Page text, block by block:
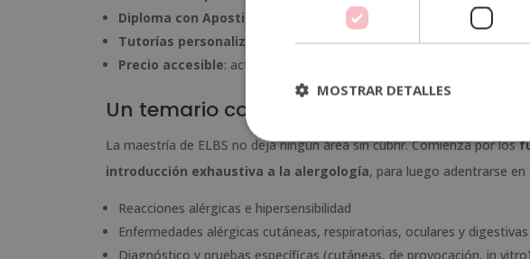
Diploma con Apostilla de La Haya
: válido y reconocido en países
Tutorías personalizadas
y clases en directo para resolver dudas
Precio accesible: actualmente con una
Un temario completo y actualizado
La maestría de ELBS no deja ningún área sin cubrir. Comienza por los
introducción exhaustiva a la alergología, para luego adentrarse
Reacciones alérgicas e hipersensibilidad
Enfermedades alérgicas cutáneas, respiratorias, oculares y digestivas
Diagnóstico y pruebas específicas (cutáneas, de provocación, in vitro)
MOSTRAR DETALLES